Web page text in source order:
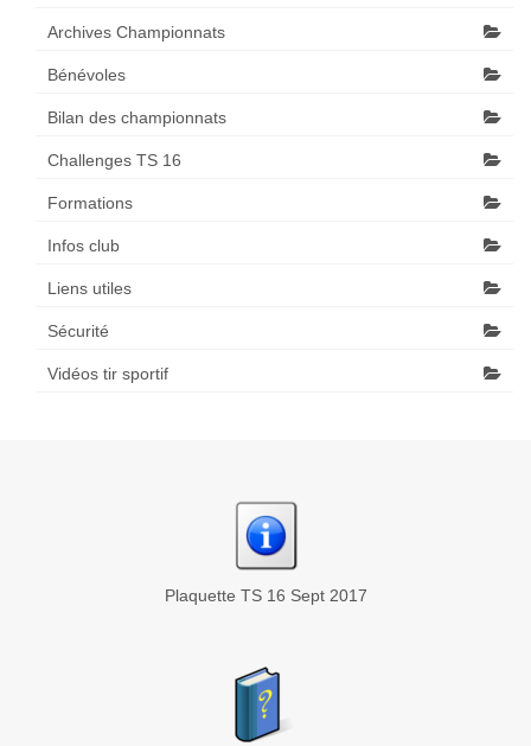
Archives Championnats
Bénévoles
Bilan des championnats
Challenges TS 16
Formations
Infos club
Liens utiles
Sécurité
Vidéos tir sportif
Plaquette TS 16 Sept 2017